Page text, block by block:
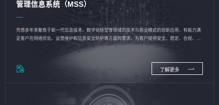
管理信息系统（MSS）
凭借多年来聚焦于新一代信息技术、数字化转型等领域的技术与商业模式的创新应用，有能力满
足客户在网络优化、运营维护和信息安全防护等方面的需求，为客户提供安全、稳定、合规、持
了解更多